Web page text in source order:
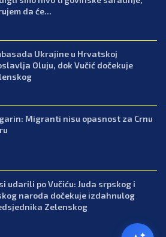
da će...
Ukrajine u Hrvatskoj
Oluju, dok Vučić dočekuje
Migranti nisu opasnost za Crnu
udarili po Vučiću: Juda srpskog i
naroda dočekuje izdahnulog
Zelenskog